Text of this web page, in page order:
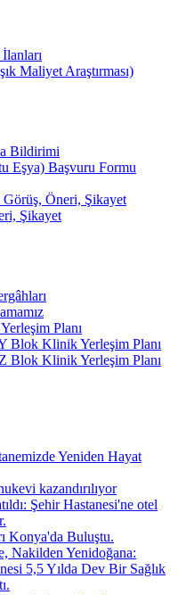
Maliyet Araştırması)
Bildirimi
Eşya) Başvuru Formu
Görüş, Öneri, Şikayet
Şikayet
Planı
Blok Klinik Yerleşim Planı
Blok Klinik Yerleşim Planı
Yeniden Hayat
kazandırılıyor
Şehir Hastanesi'ne otel
Konya'da Buluştu.
Nakilden Yenidoğana:
5,5 Yılda Dev Bir Sağlık